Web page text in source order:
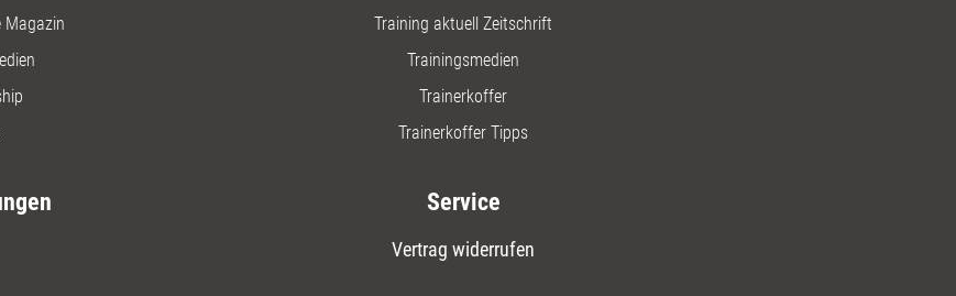
Magazin
Training aktuell Zeitschrift
Trainingsmedien
Trainerkoffer
Trainerkoffer Tipps
Service
Vertrag widerrufen